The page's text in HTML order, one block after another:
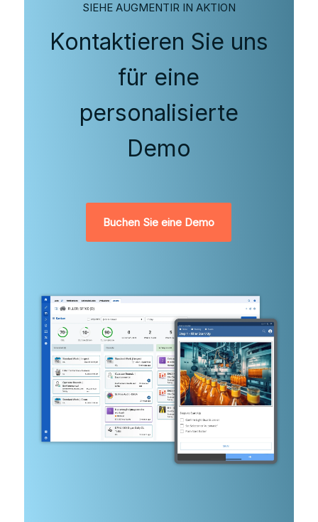
SIEHE AUGMENTIR IN AKTION
Kontaktieren Sie uns
für eine
personalisierte
Demo
Buchen Sie eine Demo